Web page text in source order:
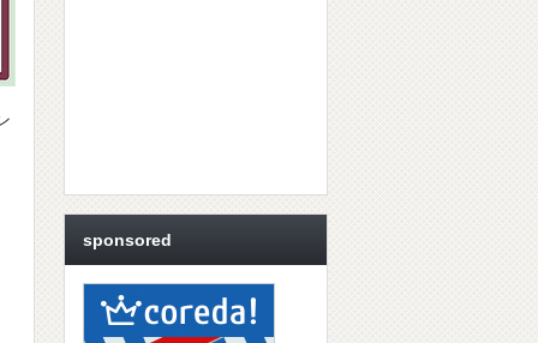
sponsored